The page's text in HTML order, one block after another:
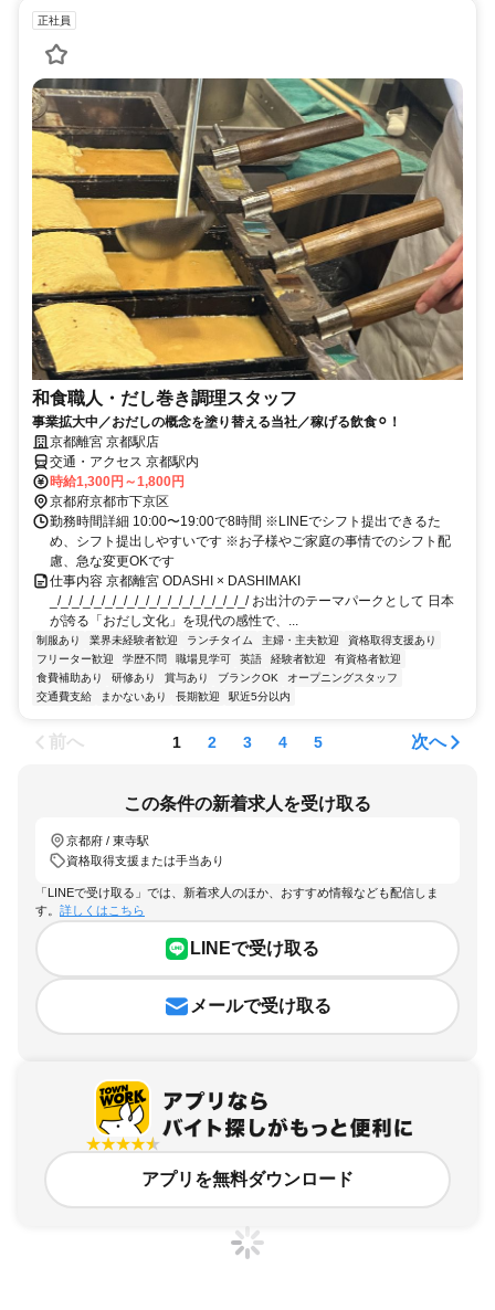
正社員
和食職人・だし巻き調理スタッフ
事業拡大中／おだしの概念を塗り替える当社／稼げる飲食⚪︎！
京都離宮 京都駅店
交通・アクセス 京都駅内
時給1,300円～1,800円
京都府京都市下京区
勤務時間詳細 10:00〜19:00で8時間 ※LINEでシフト提出できるた
め、シフト提出しやすいです ※お子様やご家庭の事情でのシフト配
慮、急な変更OKです
仕事内容 京都離宮 ODASHI × DASHIMAKI
_/_/_/_/_/_/_/_/_/_/_/_/_/_/_/_/_/_/ お出汁のテーマパークとして 日本
が誇る「おだし文化」を現代の感性で、...
制服あり 業界未経験者歓迎 ランチタイム 主婦・主夫歓迎
資格取得支援あり
フリーター歓迎
学歴不問 職場見学可 英語 経験者歓迎
有資格者歓迎
食費補助あり
研修あり 賞与あり ブランクOK
オープニングスタッフ
交通費支給
まかないあり 長期歓迎 駅近5分以内
前へ 1 2 3 4 5 次へ
この条件の新着求人を受け取る
京都府 / 東寺駅
資格取得支援または手当あり
「LINEで受け取る」では、新着求人のほか、おすすめ情報なども配信しま
す。 詳しくはこちら
LINEで受け取る
メールで受け取る
アプリを無料ダウンロード